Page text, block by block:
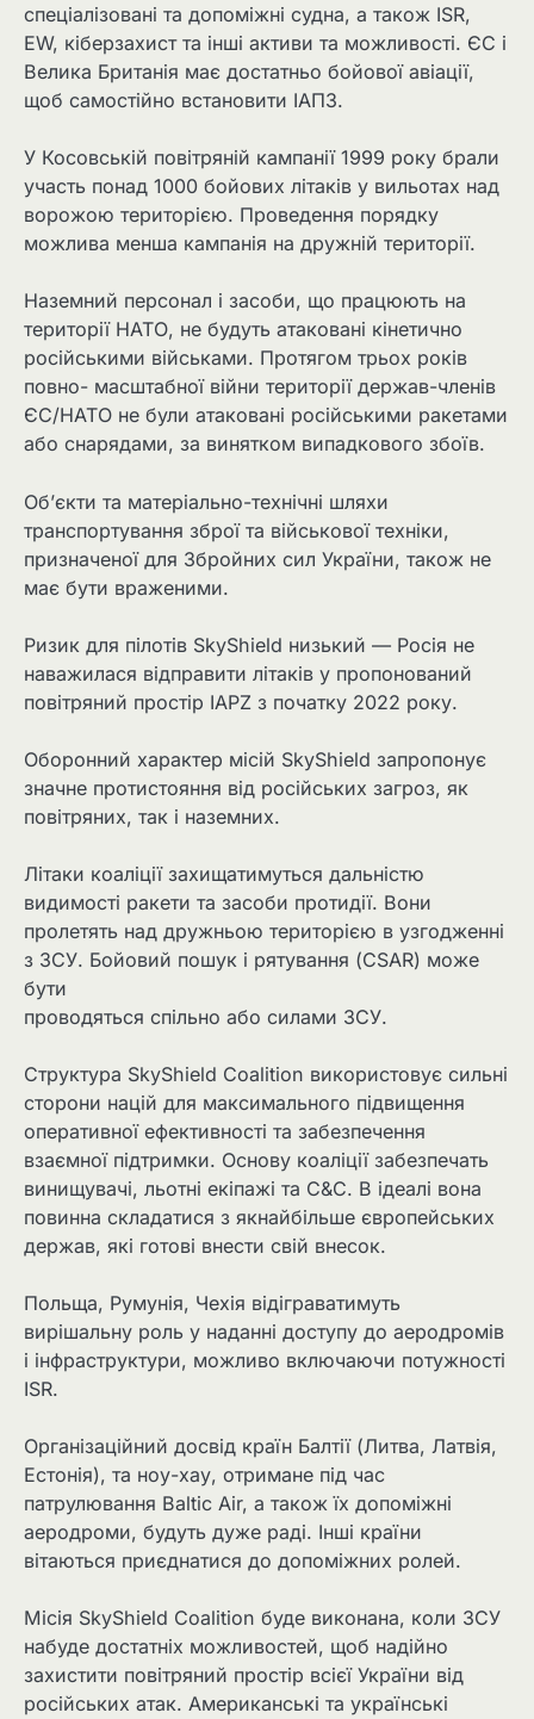
спеціалізовані та допоміжні судна, а також ISR,
EW, кіберзахист та інші активи та можливості. ЄС і
Велика Британія має достатньо бойової авіації,
щоб самостійно встановити ІАПЗ.
У Косовській повітряній кампанії 1999 року брали
участь понад 1000 бойових літаків у вильотах над
ворожою територією. Проведення порядку
можлива менша кампанія на дружній території.
Наземний персонал і засоби, що працюють на
території НАТО, не будуть атаковані кінетично
російськими військами. Протягом трьох років
повно- масштабної війни території держав-членів
ЄС/НАТО не були атаковані російськими ракетами
або снарядами, за винятком випадкового збоїв.
Об’єкти та матеріально-технічні шляхи
транспортування зброї та військової техніки,
призначеної для Збройних сил України, також не
має бути враженими.
Ризик для пілотів SkyShield низький — Росія не
наважилася відправити літаків у пропонований
повітряний простір IAPZ з початку 2022 року.
Оборонний характер місій SkyShield запропонує
значне протистояння від російських загроз, як
повітряних, так і наземних.
Літаки коаліції захищатимуться дальністю
видимості ракети та засоби протидії. Вони
пролетять над дружньою територією в узгодженні
з ЗСУ. Бойовий пошук і рятування (CSAR) може
бути
проводяться спільно або силами ЗСУ.
Структура SkyShield Coalition використовує сильні
сторони націй для максимального підвищення
оперативної ефективності та забезпечення
взаємної підтримки. Основу коаліції забезпечать
винищувачі, льотні екіпажі та C&C. В ідеалі вона
повинна складатися з якнайбільше європейських
держав, які готові внести свій внесок.
Польща, Румунія, Чехія відіграватимуть
вирішальну роль у наданні доступу до аеродромів
і інфраструктури, можливо включаючи потужності
ISR.
Організаційний досвід країн Балтії (Литва, Латвія,
Естонія), та ноу-хау, отримане під час
патрулювання Baltic Air, а також їх допоміжні
аеродроми, будуть дуже раді. Інші країни
вітаються приєднатися до допоміжних ролей.
Місія SkyShield Coalition буде виконана, коли ЗСУ
набуде достатніх можливостей, щоб надійно
захистити повітряний простір всієї України від
російських атак. Американські та українські